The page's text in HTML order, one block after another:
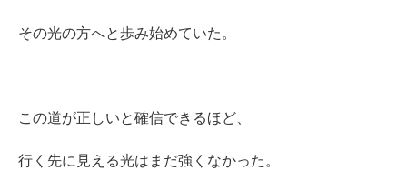
その光の方へと歩み始めていた。
この道が正しいと確信できるほど、
行く先に見える光はまだ強くなかった。